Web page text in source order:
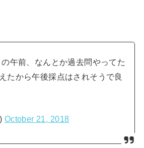
午前、なんとか過去問やってた
たから午後採点はされそうで良
October 21, 2018